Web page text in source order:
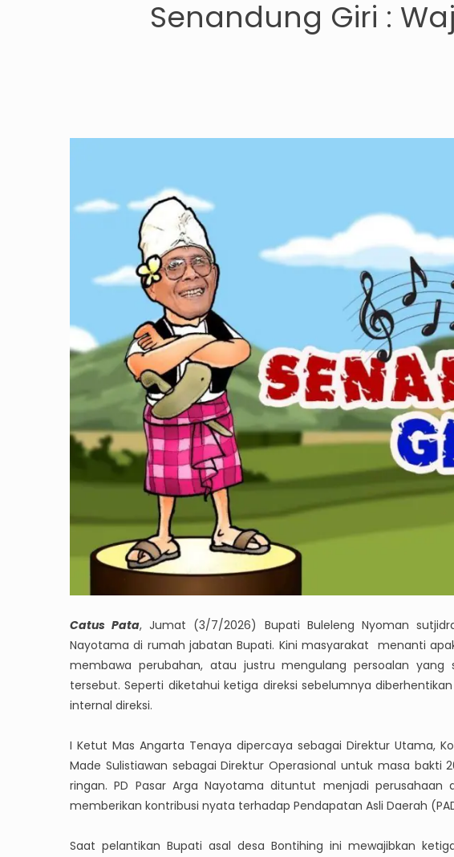
Senandung Giri :
Catus Pata, Jumat (3/7/2026) Bupati Buleleng Nyoman
Nayotama di rumah jabatan Bupati. Kini masyarakat menanti
membawa perubahan, atau justru mengulang persoalan yang
tersebut. Seperti diketahui ketiga direksi sebelumnya
internal direksi.
I Ketut Mas Angarta Tenaya dipercaya sebagai Direktur Utama,
Made Sulistiawan sebagai Direktur Operasional untuk masa bakti
ringan. PD Pasar Arga Nayotama dituntut menjadi
memberikan kontribusi nyata terhadap Pendapatan Asli Daerah
Saat pelantikan Bupati asal desa Bontihing ini mewajibkan